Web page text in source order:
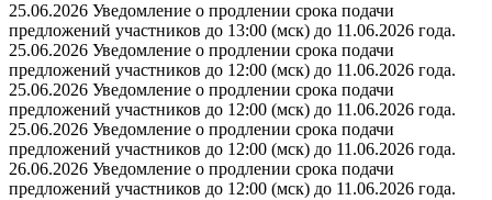
25.06.2026 Уведомление о продлении срока подачи
предложений участников до 13:00 (мск) до 11.06.2026 года.
25.06.2026 Уведомление о продлении срока подачи
предложений участников до 12:00 (мск) до 11.06.2026 года.
25.06.2026 Уведомление о продлении срока подачи
предложений участников до 12:00 (мск) до 11.06.2026 года.
25.06.2026 Уведомление о продлении срока подачи
предложений участников до 12:00 (мск) до 11.06.2026 года.
26.06.2026 Уведомление о продлении срока подачи
предложений участников до 12:00 (мск) до 11.06.2026 года.